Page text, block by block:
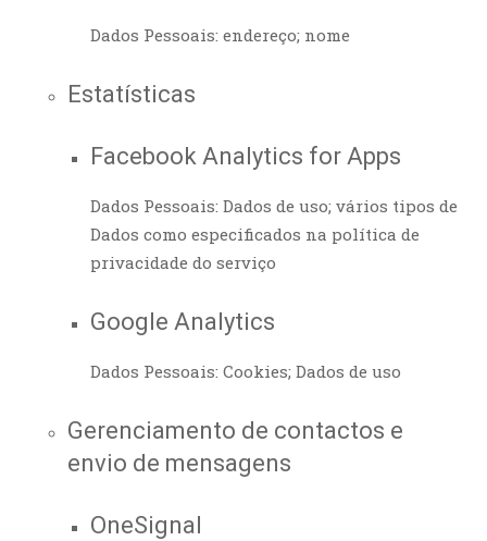
Dados Pessoais: endereço; nome
Estatísticas
Facebook Analytics for Apps
Dados Pessoais: Dados de uso; vários tipos de
Dados como especificados na política de
privacidade do serviço
Google Analytics
Dados Pessoais: Cookies; Dados de uso
Gerenciamento de contactos e
envio de mensagens
OneSignal